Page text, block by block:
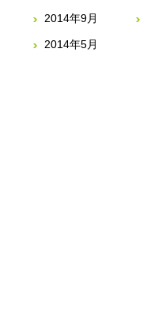
2014年9月
2014年5月